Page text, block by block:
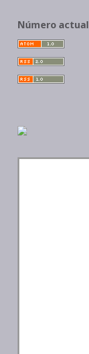
Número actual